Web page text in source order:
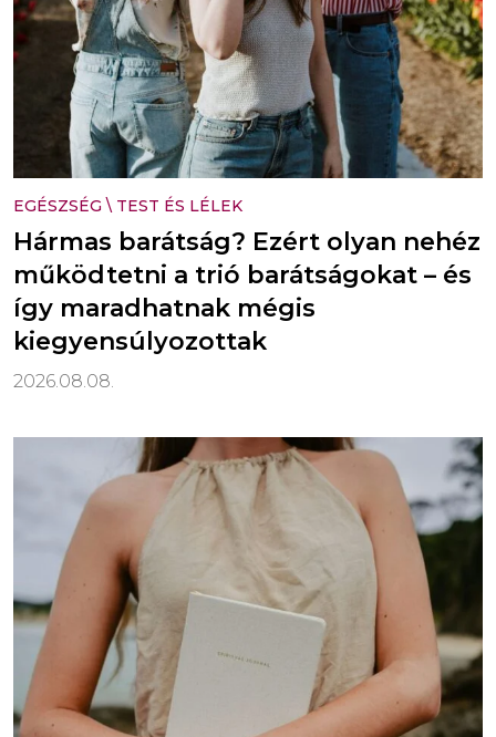
EGÉSZSÉG \ TEST ÉS LÉLEK
Hármas barátság? Ezért olyan nehéz
működtetni a trió barátságokat – és
így maradhatnak mégis
kiegyensúlyozottak
2026.08.08.